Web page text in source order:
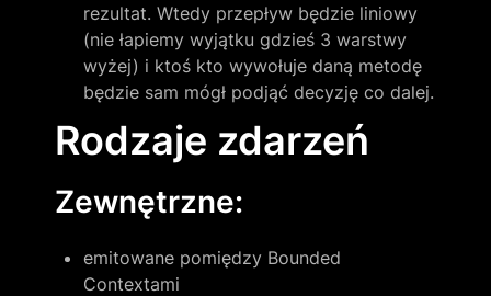
rezultat. Wtedy przepływ będzie liniowy
(nie łapiemy wyjątku gdzieś 3 warstwy
wyżej) i ktoś kto wywołuje daną metodę
będzie sam mógł podjąć decyzję co dalej.
Rodzaje zdarzeń
Zewnętrzne:
emitowane pomiędzy Bounded
Contextami